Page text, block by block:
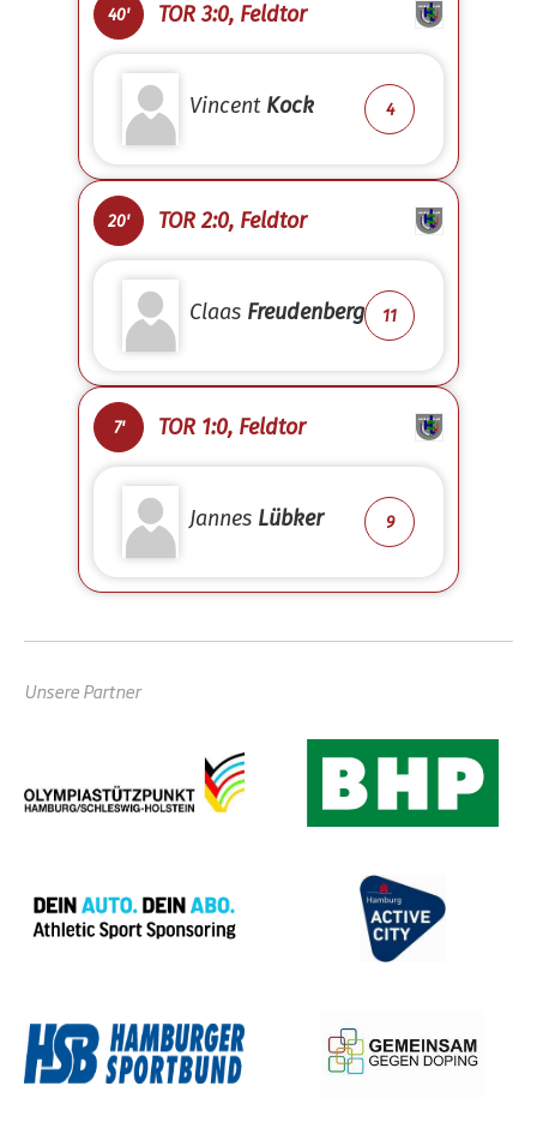
40' TOR 3:0, Feldtor
Vincent Kock 4
20' TOR 2:0, Feldtor
Claas Freudenberg 11
7' TOR 1:0, Feldtor
Jannes Lübker 9
Unsere Partner